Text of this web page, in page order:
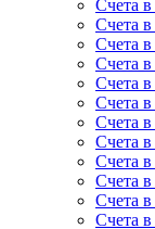
Счета
Счета
Счета
Счета
Счета в
Счета
Счета
Счета в
Счета
Счета
Счета
Счета